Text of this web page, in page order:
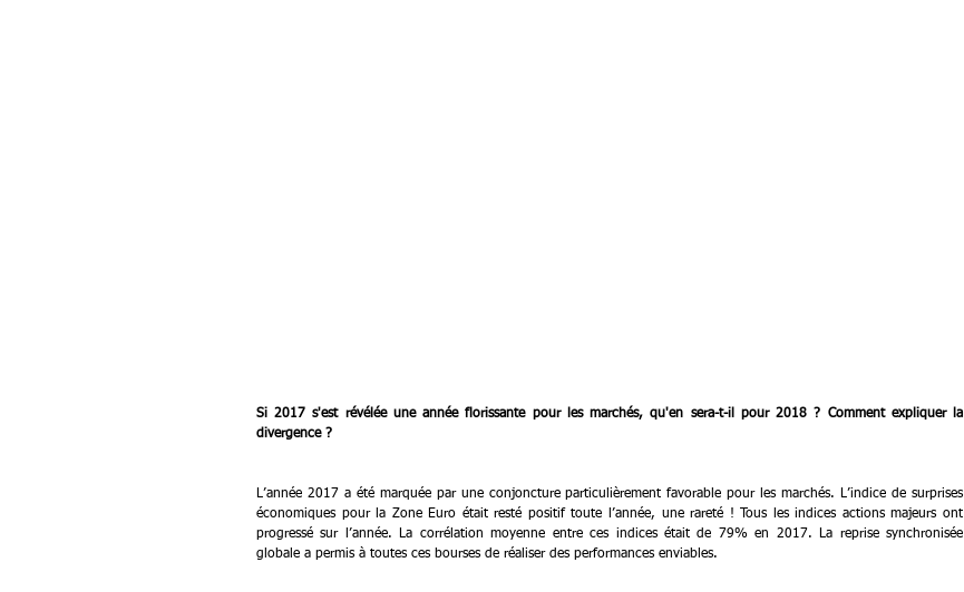
Si 2017 s'est révélée une année florissante pour les marchés, qu'en sera-t-il pour 2018 ? Comment expliquer la
divergence ?
L’année 2017 a été marquée par une conjoncture particulièrement favorable pour les marchés. L’indice de surprises
économiques pour la Zone Euro était resté positif toute l’année, une rareté ! Tous les indices actions majeurs ont
progressé sur l’année. La corrélation moyenne entre ces indices était de 79% en 2017. La reprise synchronisée
globale a permis à toutes ces bourses de réaliser des performances enviables.